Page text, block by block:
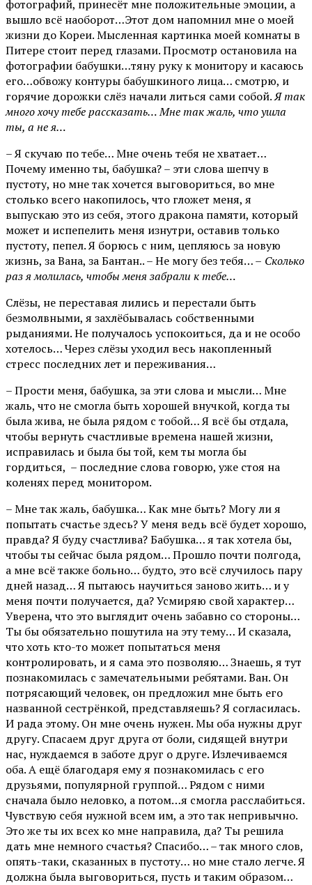
фотографий, принесёт мне положительные эмоции, а
вышло всё наоборот…Этот дом напомнил мне о моей
жизни до Кореи. Мысленная картинка моей комнаты в
Питере стоит перед глазами. Просмотр остановила на
фотографии бабушки…тяну руку к монитору и касаюсь
его…обвожу контуры бабушкиного лица… смотрю, и
горячие дорожки слёз начали литься сами собой.Я так
много хочу тебе рассказать… Мне так жаль, что ушла
ты, а не я…
– Я скучаю по тебе… Мне очень тебя не хватает…
Почему именно ты, бабушка? – эти слова шепчу в
пустоту, но мне так хочется выговориться, во мне
столько всего накопилось, что гложет меня, я
выпускаю это из себя, этого дракона памяти, который
может и испепелить меня изнутри, оставив только
пустоту, пепел. Я борюсь с ним, цепляюсь за новую
жизнь, за Вана, за Бантан.. – Не могу без тебя… – Сколько
раз я молилась, чтобы меня забрали к тебе…
Слёзы, не переставая лились и перестали быть
безмолвными, я захлёбывалась собственными
рыданиями. Не получалось успокоиться, да и не особо
хотелось… Через слёзы уходил весь накопленный
стресс последних лет и переживания…
– Прости меня, бабушка, за эти слова и мысли… Мне
жаль, что не смогла быть хорошей внучкой, когда ты
была жива, не была рядом с тобой… Я всё бы отдала,
чтобы вернуть счастливые времена нашей жизни,
исправилась и была бы той, кем ты могла бы
гордиться, – последние слова говорю, уже стоя на
коленях перед монитором.
– Мне так жаль, бабушка… Как мне быть? Могу ли я
попытать счастье здесь? У меня ведь всё будет хорошо,
правда? Я буду счастлива? Бабушка… я так хотела бы,
чтобы ты сейчас была рядом… Прошло почти полгода,
а мне всё также больно… будто, это всё случилось пару
дней назад… Я пытаюсь научиться заново жить… и у
меня почти получается, да? Усмиряю свой характер…
Уверена, что это выглядит очень забавно со стороны…
Ты бы обязательно пошутила на эту тему… И сказала,
что хоть кто-то может попытаться меня
контролировать, и я сама это позволяю… Знаешь, я тут
познакомилась с замечательными ребятами. Ван. Он
потрясающий человек, он предложил мне быть его
названной сестрёнкой, представляешь? Я согласилась.
И рада этому. Он мне очень нужен. Мы оба нужны друг
другу. Спасаем друг друга от боли, сидящей внутри
нас, нуждаемся в заботе друг о друге. Излечиваемся
оба. А ещё благодаря ему я познакомилась с его
друзьями, популярной группой… Рядом с ними
сначала было неловко, а потом…я смогла расслабиться.
Чувствую себя нужной всем им, а это так непривычно.
Это же ты их всех ко мне направила, да? Ты решила
дать мне немного счастья? Спасибо… – так много слов,
опять-таки, сказанных в пустоту… но мне стало легче. Я
должна была выговориться, пусть и таким образом…